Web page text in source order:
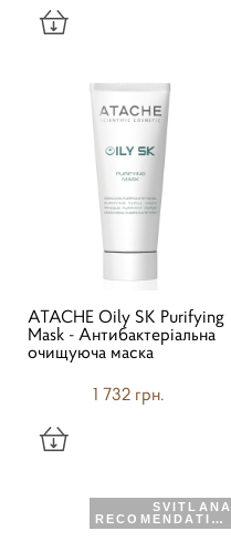
ATACHE Oily SK Purifying
Mask - Антибактеріальна
очищуюча маска
1 732 грн.
SVITLANA
RECOMENDATION